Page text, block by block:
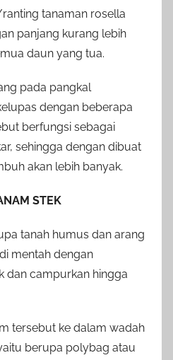
tanaman rosella
panjang kurang lebih
daun yang tua.
pada pangkal
dengan beberapa
berfungsi sebagai
sehingga dengan dibuat
akan lebih banyak.
STEK
tanah humus dan arang
mentah dengan
dan campurkan hingga
tersebut ke dalam wadah
berupa polybag atau